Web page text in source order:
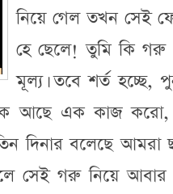
নিয়ে গেল তখন সেই
হে ছেলে! তুমি কি গরু
মূল্য। তবে শর্ত হচ্ছে,
আছে এক কাজ করো,
দিনার বলেছে আমরা
সেই গরু নিয়ে